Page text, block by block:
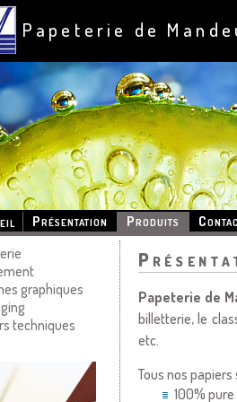
Papeterie de
Présentation Produits
graphiques
techniques
Papeterie de
billetterie, le
etc.
Tous nos
100%